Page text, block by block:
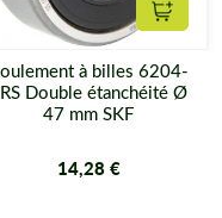
à billes 6204-
Double étanchéité Ø
47 mm SKF
14,28 €